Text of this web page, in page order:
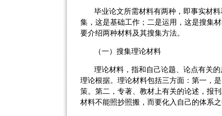
毕业论文所需材料有两种，即事实材
集，这是基础工作；二是运用，这是搜集
要介绍两种材料及其搜集方法。
（一）搜集理论材料
理论材料，指和自己论题、论点有关
理论根据。理论材料包括三方面：第一，
策。第二，专著、教材上有关的论述，报
材料不能照抄照搬，而要化入自己的体系